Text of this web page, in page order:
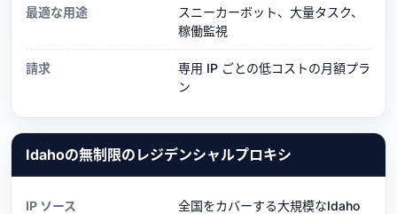
最適な用途
スニーカーボット、大量タスク、
稼働監視
請求
専用 IP ごとの低コストの月額プラ
ン
Idahoの無制限のレジデンシャルプロキシ
IP ソース
全国をカバーする大規模なIdaho